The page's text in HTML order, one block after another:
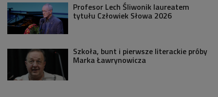
Profesor Lech Śliwonik laureatem
tytułu Człowiek Słowa 2026
Szkoła, bunt i pierwsze literackie próby
Marka Ławrynowicza